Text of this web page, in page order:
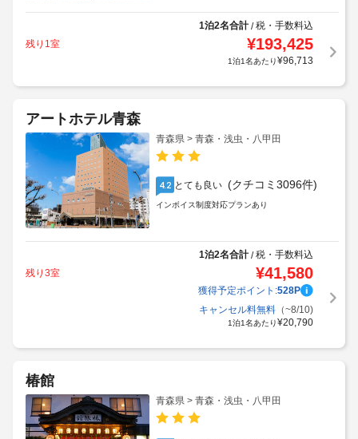
1泊2名合計/税・手数料込
残り1室
¥193,425
1泊1名あたり¥96,713
アートホテル青森
青森県 > 青森・浅虫・八甲田
4.2 とても良い (クチコミ3096件)
インボイス制度対応プランあり
1泊2名合計/税・手数料込
残り3室
¥41,580
獲得予定ポイント:528P
キャンセル料無料（~8/10)
1泊1名あたり¥20,790
椿館
青森県 > 青森・浅虫・八甲田